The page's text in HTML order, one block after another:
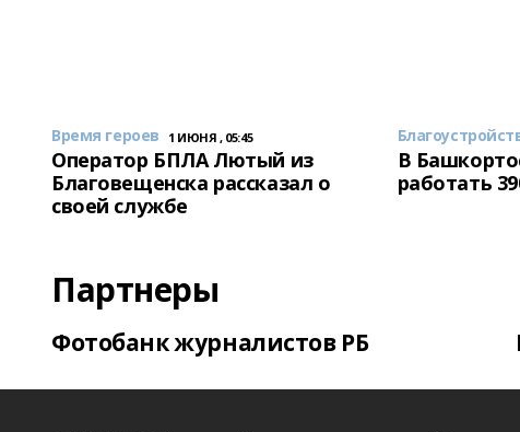
Время героев 1 ИЮНЯ , 05:45
Оператор БПЛА Лютый из
Благовещенска рассказал о
своей службе
В
работать
Партнеры
Фотобанк журналистов РБ